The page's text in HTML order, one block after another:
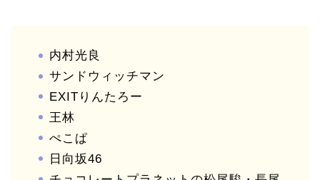
内村光良
サンドウィッチマン
EXITりんたろー
王林
ぺこぱ
日向坂46